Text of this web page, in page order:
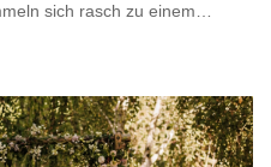
sich rasch zu einem
einmal kurz vor einem Event
mulmige Gefühl.